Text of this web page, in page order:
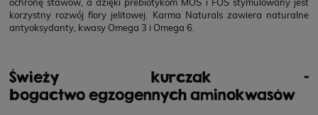
ochronę stawów, a dzięki prebiotykom MOS i FOS stymulowany jest
korzystny rozwój flory jelitowej. Karma Naturals zawiera naturalne
antyoksydanty, kwasy Omega 3 i Omega 6.
Świeży kurczak -
bogactwo egzogennych aminokwasów